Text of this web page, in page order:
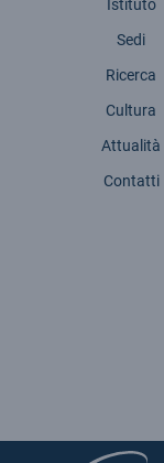
Istituto
Sedi
Ricerca
Cultura
Attualità
Contatti